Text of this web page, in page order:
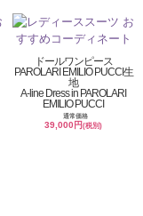
ドールワンピース
PAROLARI EMILIO PUCCI生
地
A-line Dress in PAROLARI
EMILIO PUCCI
通常価格
39,000円(税別)